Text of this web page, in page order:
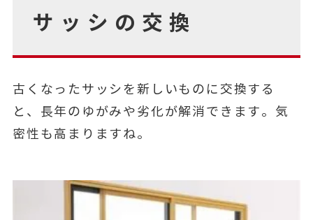
サッシの交換
古くなったサッシを新しいものに交換する
と、長年のゆがみや劣化が解消できます。気
密性も高まりますね。